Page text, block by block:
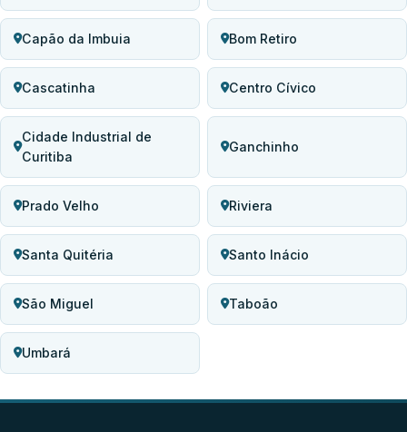
Capão da Imbuia Bom Retiro
Cascatinha Centro Cívico
Cidade Industrial de
Curitiba
Ganchinho
Prado Velho Riviera
Santa Quitéria Santo Inácio
São Miguel Taboão
Umbará